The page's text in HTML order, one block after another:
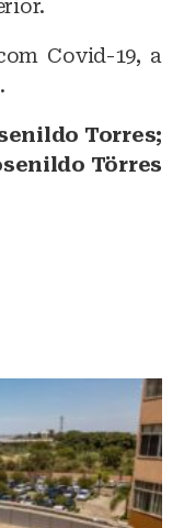
Covid-19, a
Torres;
Törres